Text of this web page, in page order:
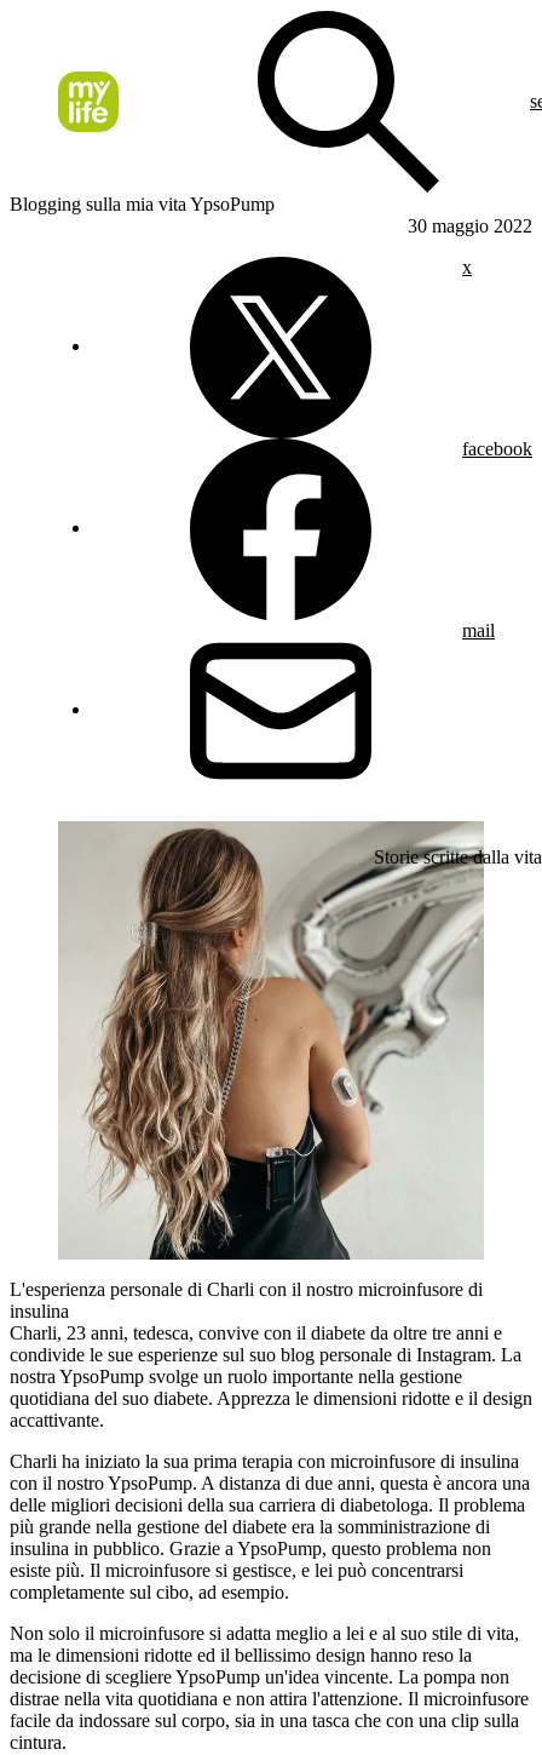
Blogging sulla mia vita YpsoPump
30 maggio 2022
x
facebook
mail
Storie scritte dalla vita
L'esperienza personale di Charli con il nostro microinfusore di
insulina
Charli, 23 anni, tedesca, convive con il diabete da oltre tre anni e
condivide le sue esperienze sul suo blog personale di Instagram. La
nostra YpsoPump svolge un ruolo importante nella gestione
quotidiana del suo diabete. Apprezza le dimensioni ridotte e il design
accattivante.
Charli ha iniziato la sua prima terapia con microinfusore di insulina
con il nostro YpsoPump. A distanza di due anni, questa è ancora una
delle migliori decisioni della sua carriera di diabetologa. Il problema
più grande nella gestione del diabete era la somministrazione di
insulina in pubblico. Grazie a YpsoPump, questo problema non
esiste più. Il microinfusore si gestisce, e lei può concentrarsi
completamente sul cibo, ad esempio.
Non solo il microinfusore si adatta meglio a lei e al suo stile di vita,
ma le dimensioni ridotte ed il bellissimo design hanno reso la
decisione di scegliere YpsoPump un'idea vincente. La pompa non
distrae nella vita quotidiana e non attira l'attenzione. Il microinfusore
facile da indossare sul corpo, sia in una tasca che con una clip sulla
cintura.